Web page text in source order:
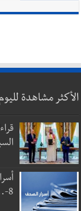
الأكثر مشاهدة
8-...